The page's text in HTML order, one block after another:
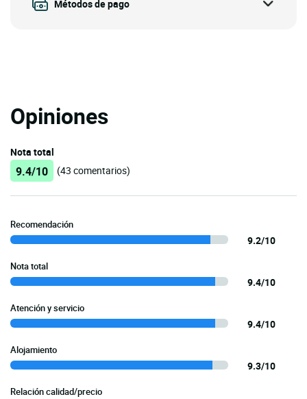
Métodos de pago
Opiniones
Nota total
9.4/10 (43 comentarios)
Recomendación
9.2/10
Nota total
9.4/10
Atención y servicio
9.4/10
Alojamiento
9.3/10
Relación calidad/precio